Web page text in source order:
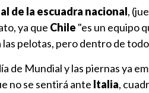
de la escuadra nacional,
ya que Chile "es un equipo
pelotas, pero dentro de
de Mundial y las piernas ya
no se sentirá ante Italia,